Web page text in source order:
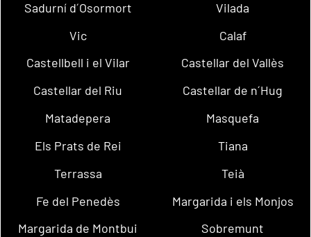
Sadurní d´Osormort
Vilada
Vic
Calaf
Castellbell i el Vilar
Castellar del Vallès
Castellar del Riu
Castellar de n´Hug
Matadepera
Masquefa
Els Prats de Rei
Tiana
Terrassa
Teià
Fe del Penedès
Margarida i els Monjos
Margarida de Montbui
Sobremunt